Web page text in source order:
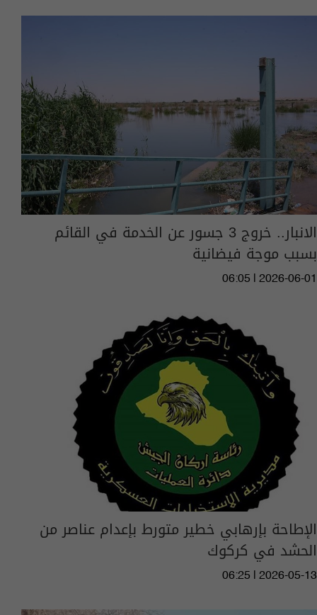
الانبار.. خروج 3 جسور عن الخدمة في القائم
بسبب موجة فيضانية
06:05 | 2026-06-01
الإطاحة بإرهابي خطير متورط بإعدام عناصر من
الحشد في كركوك
06:25 | 2026-05-13